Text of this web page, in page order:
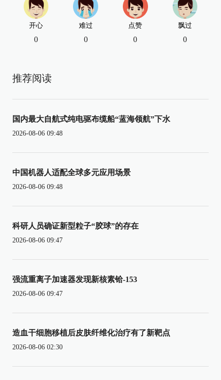
开心
0
难过
0
点赞
0
飘过
0
推荐阅读
国内最大自航式纯电驱布缆船“蓝海领航”下水
2026-08-06 09:48
中国机器人适配全球多元应用场景
2026-08-06 09:48
科研人员确证新型粒子“胶球”的存在
2026-08-06 09:47
强流重离子加速器发现新核素铪-153
2026-08-06 09:47
造血干细胞移植后皮肤纤维化治疗有了新靶点
2026-08-06 02:30